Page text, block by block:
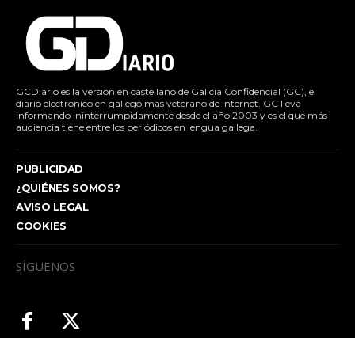
GCDiario es la versión en castellano de Galicia Confidencial (GC), el
diario electrónico en gallego más veterano de internet. GC lleva
informando ininterrumpidamente desde el año 2003 y es el que más
audiencia tiene entre los periódicos en lengua gallega.
PUBLICIDAD
¿QUIÉNES SOMOS?
AVISO LEGAL
COOKIES
SÍGUENOS